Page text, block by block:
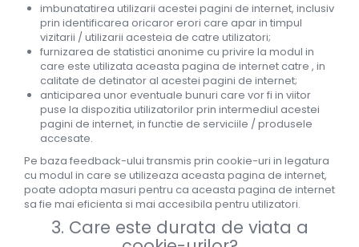
imbunatatirea utilizarii acestei pagini de internet, inclusiv
prin identificarea oricaror erori care apar in timpul
vizitarii / utilizarii acesteia de catre utilizatori;
furnizarea de statistici anonime cu privire la modul in
care este utilizata aceasta pagina de internet catre , in
calitate de detinator al acestei pagini de internet;
anticiparea unor eventuale bunuri care vor fi in viitor
puse la dispozitia utilizatorilor prin intermediul acestei
pagini de internet, in functie de serviciile / produsele
accesate.
Pe baza feedback-ului transmis prin cookie-uri in legatura
cu modul in care se utilizeaza aceasta pagina de internet,
poate adopta masuri pentru ca aceasta pagina de internet
sa fie mai eficienta si mai accesibila pentru utilizatori.
3. Care este durata de viata a